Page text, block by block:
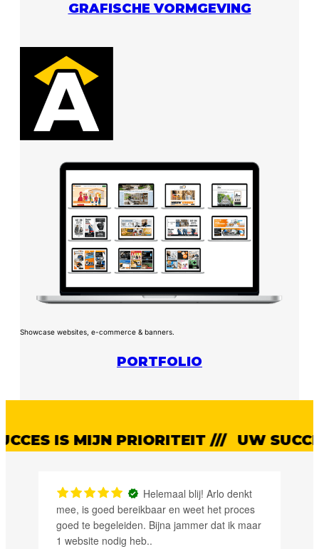
GRAFISCHE VORMGEVING
Showcase websites, e-commerce & banners.
PORTFOLIO
IS MIJN PRIORITEIT /// UW SUCCES
Helemaal blij! Arlo denkt
is goed bereikbaar en weet het proces
te begeleiden. Bijna jammer dat ik maar
nodig heb..